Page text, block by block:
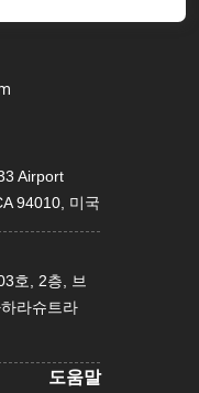
Airport
94010, 미국
호, 2층, 브
라슈트라
도움말